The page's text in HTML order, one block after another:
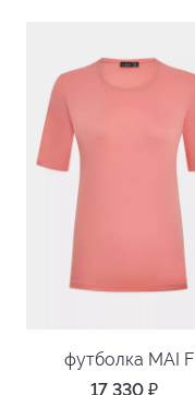
футболка MAI F
17 330 ₽